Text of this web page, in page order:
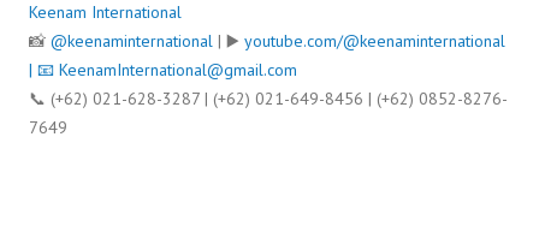
Keenam International
📸 @keenaminternational | ▶️ youtube.com/@keenaminternational
| 📧 KeenamInternational@gmail.com
📞 (+62) 021-628-3287 | (+62) 021-649-8456 | (+62) 0852-8276-
7649